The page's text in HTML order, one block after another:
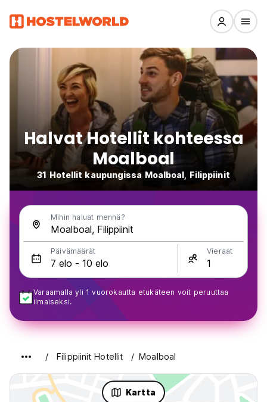
Halvat Hotellit kohteessa
Moalboal
31 Hotellit kaupungissa Moalboal, Filippiinit
Mihin haluat mennä?
Päivämäärät Vieraat
Varaamalla yli 1 vuorokautta etukäteen voit peruuttaa
ilmaiseksi.
Filippiinit Hotellit Moalboal
Kartta